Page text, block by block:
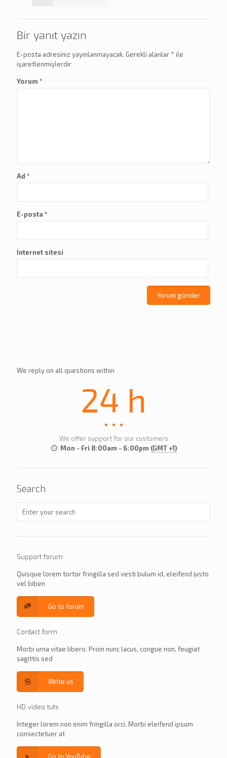
Bir yanıt yazın
E-posta adresiniz yayınlanmayacak. Gerekli alanlar * ile
işaretlenmişlerdir
Yorum *
Ad *
E-posta *
İnternet sitesi
We reply on all questions within
24 h
We offer support for our customers
Mon - Fri 8:00am - 6:00pm (GMT +1)
Search
Support forum
Quisque lorem tortor fringilla sed vesti bulum id, eleifend justo
vel biben
Go to forum
Contact form
Morbi urna vitae libero. Proin nunc lacus, congue non, feugiat
sagittis sed
Write us
HD video tuts
Integer lorem non enim fringilla orci. Morbi eleifend ipsum
consectetuer at
Go to YouTube